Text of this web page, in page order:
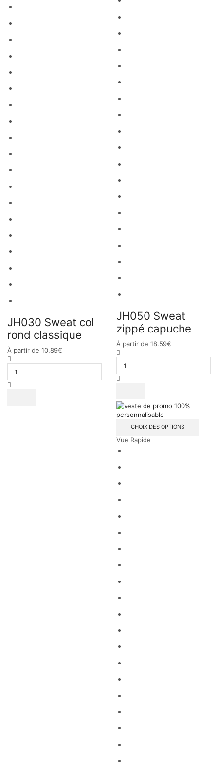
JH030 Sweat col
rond classique
À partir de 10.89€
JH050 Sweat
zippé capuche
À partir de 18.59€
CHOIX DES OPTIONS
Vue Rapide